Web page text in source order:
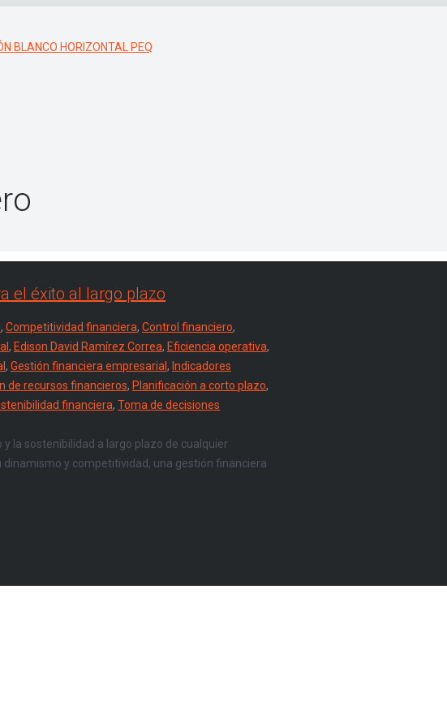
el éxito al largo plazo
, Competitividad financiera, Control financiero,
, Edison David Ramírez Correa, Eficiencia operativa,
, Gestión financiera empresarial , Indicadores
de recursos financieros, Planificación a corto plazo,
financiera, Toma de decisiones
la sostenibilidad a largo plazo de cualquier
y competitividad, una gestión financiera